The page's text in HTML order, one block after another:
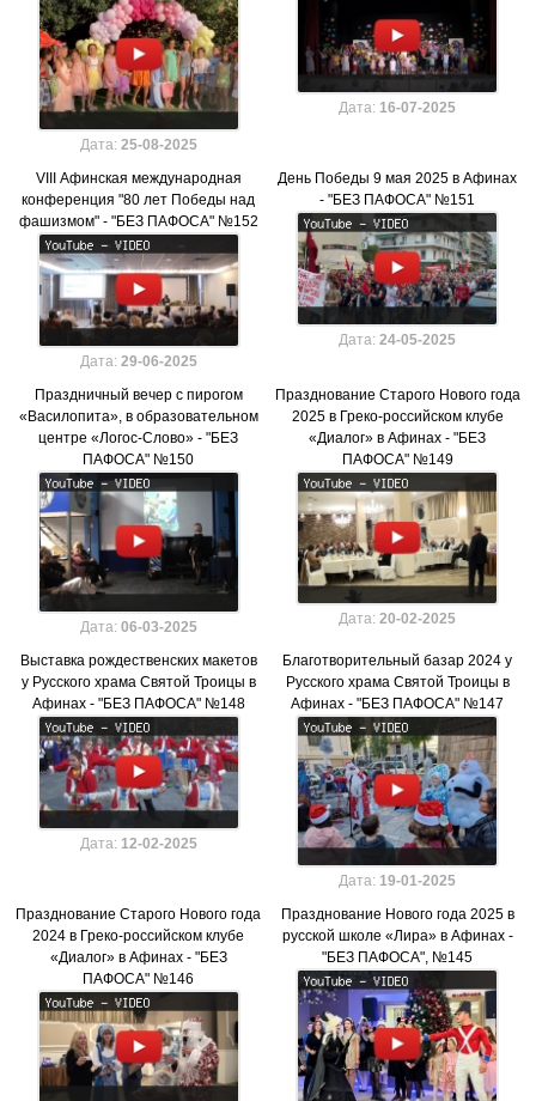
Дата: 25-08-2025
Дата: 16-07-2025
VIII Афинская международная
конференция "80 лет Победы над
фашизмом" - "БЕЗ ПАФОСА" №152
Дата: 29-06-2025
День Победы 9 мая 2025 в Афинах
- "БЕЗ ПАФОСА" №151
Дата:24-05-2025
Праздничный вечер с пирогом
«Василопита», в образовательном
центре «Логос-Слово» - "БЕЗ
ПАФОСА" №150
Дата: 06-03-2025
Празднование Старого Нового года
2025 в Греко-российском клубе
«Диалог» в Афинах - "БЕЗ
ПАФОСА" №149
Дата:20-02-2025
Выставка рождественских макетов
у Русского храма Святой Троицы в
Афинах - "БЕЗ ПАФОСА" №148
Дата: 12-02-2025
Благотворительный базар 2024 у
Русского храма Святой Троицы в
Афинах - "БЕЗ ПАФОСА" №147
Дата: 19-01-2025
Празднование Старого Нового года
2024 в Греко-российском клубе
«Диалог» в Афинах - "БЕЗ
ПАФОСА" №146
Празднование Нового года 2025 в
русской школе «Лира» в Афинах -
"БЕЗ ПАФОСА", №145